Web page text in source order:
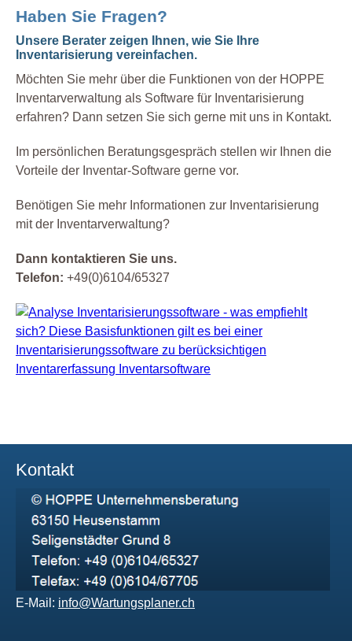
Haben Sie Fragen?
Unsere Berater zeigen Ihnen, wie Sie Ihre
Inventarisierung vereinfachen.
Möchten Sie mehr über die Funktionen von der HOPPE
Inventarverwaltung als Software für Inventarisierung
erfahren? Dann setzen Sie sich gerne mit uns in Kontakt.
Im persönlichen Beratungsgespräch stellen wir Ihnen die
Vorteile der Inventar-Software gerne vor.
Benötigen Sie mehr Informationen zur Inventarisierung
mit der Inventarverwaltung?
Dann kontaktieren Sie uns.
Telefon: +49(0)6104/65327
Kontakt
E-Mail: info@Wartungsplaner.ch